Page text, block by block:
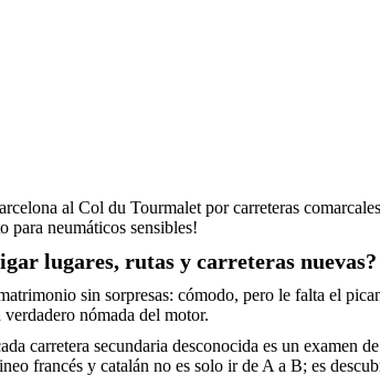
al Col du Tourmalet por carreteras
para neumáticos sensibles!
lugares, rutas y carreteras nuevas?
sin sorpresas: cómodo, pero le falta el
nómada del motor.
carretera secundaria desconocida es un examen
francés y catalán no es solo ir de A a B; es